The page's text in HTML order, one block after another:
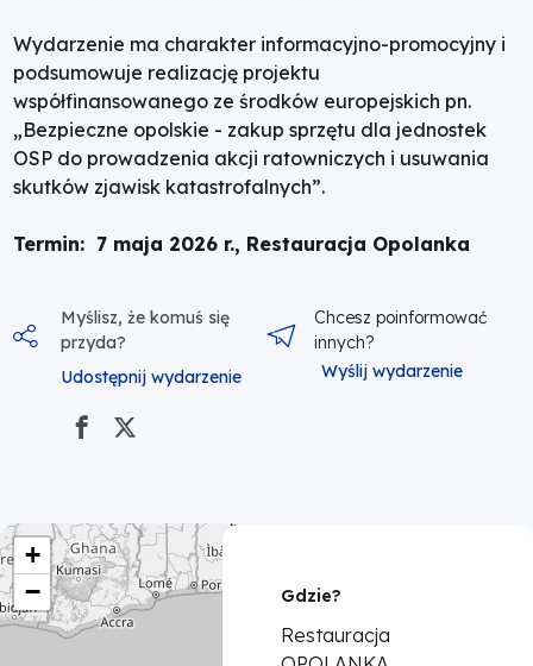
Wydarzenie ma charakter informacyjno-promocyjny i
podsumowuje realizację projektu
współfinansowanego ze środków europejskich pn.
„Bezpieczne opolskie - zakup sprzętu dla jednostek
OSP do prowadzenia akcji ratowniczych i usuwania
skutków zjawisk katastrofalnych”.
Termin: 7 maja 2026 r., Restauracja Opolanka
Myślisz, że komuś się
przyda?
Udostępnij wydarzenie
Chcesz poinformować
innych?
Wyślij wydarzenie
+
−
Gdzie?
Restauracja